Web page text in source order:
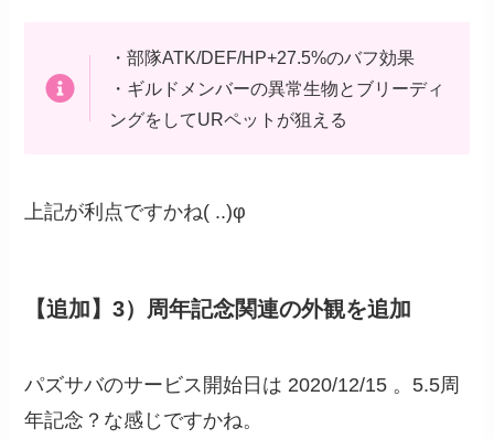
・部隊ATK/DEF/HP+27.5%のバフ効果
・ギルドメンバーの異常生物とブリーディ
ングをしてURペットが狙える
上記が利点ですかね( ..)φ
【追加】3）周年記念関連の外観を追加
パズサバのサービス開始日は 2020/12/15 。5.5周
年記念？な感じですかね。